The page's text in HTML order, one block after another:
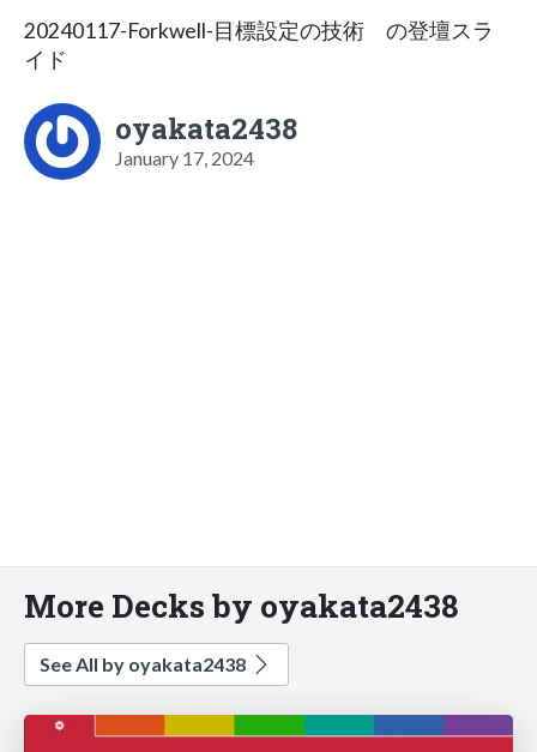
20240117-Forkwell-目標設定の技術 の登壇スラ
イド
oyakata2438
January 17, 2024
More Decks by oyakata2438
See All by oyakata2438